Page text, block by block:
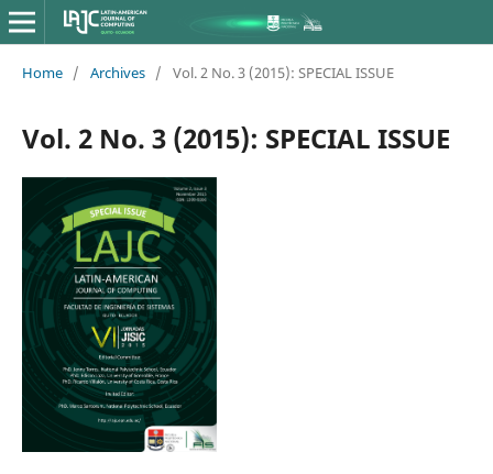
Home / Archives / Vol. 2 No. 3 (2015): SPECIAL ISSUE
Vol. 2 No. 3 (2015): SPECIAL ISSUE